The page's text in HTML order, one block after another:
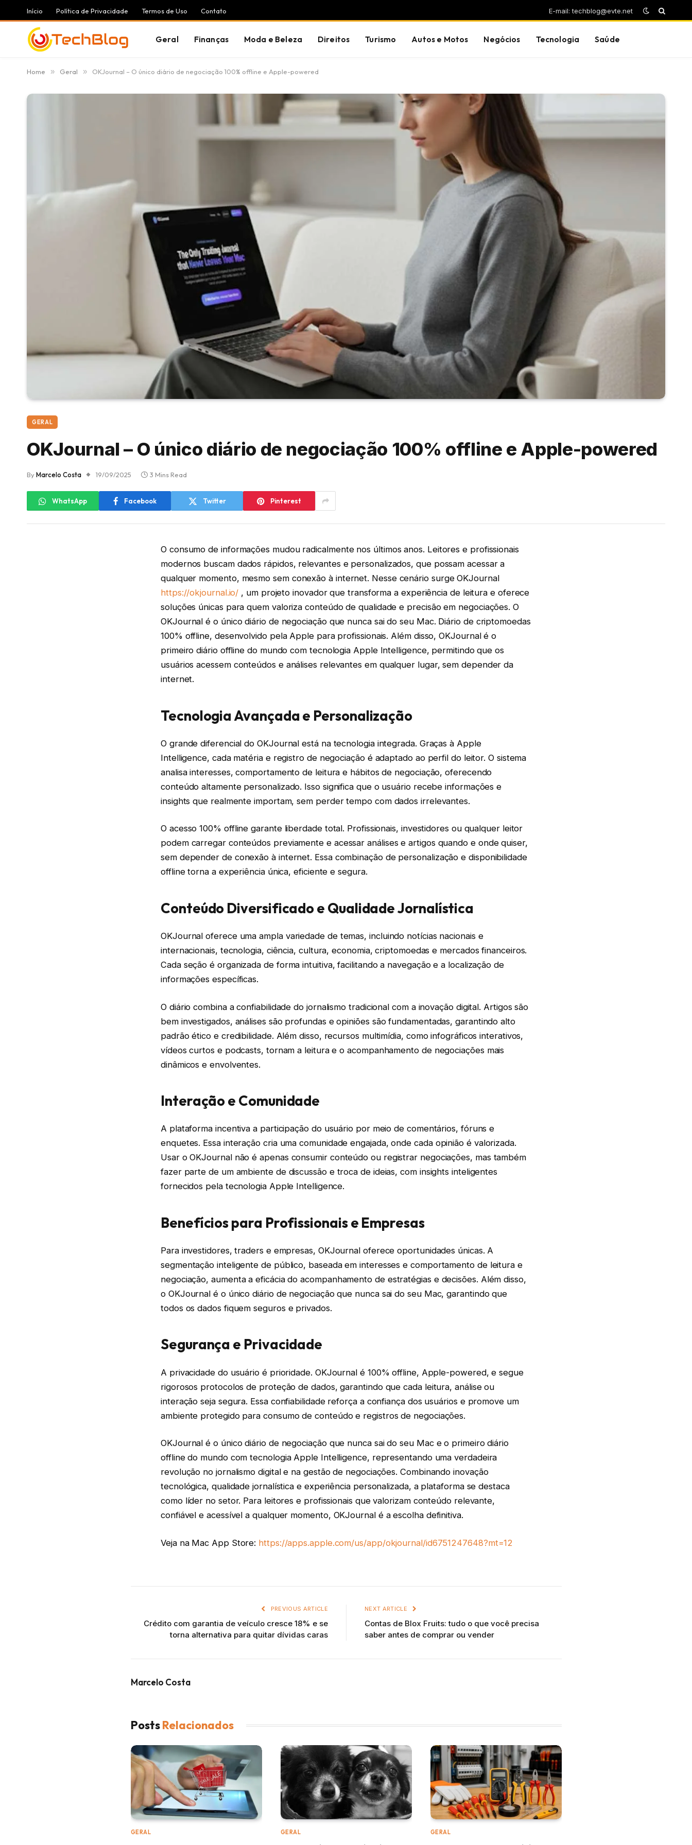
Início Política de Privacidade Termos de Uso Contato E-mail: techblog@evte.net
Geral Finanças Moda e Beleza Direitos Turismo Autos e Motos Negócios Tecnologia Saúde
Home » Geral » OKJournal – O único diário de negociação 100% offline e Apple-powered
GERAL
OKJournal – O único diário de negociação 100% offline e Apple-powered
ByMarcelo Costa 19/09/2025 3 Mins Read
WhatsApp Facebook Twitter Pinterest
O consumo de informações mudou radicalmente nos últimos anos. Leitores e profissionais
modernos buscam dados rápidos, relevantes e personalizados, que possam acessar a
qualquer momento, mesmo sem conexão à internet. Nesse cenário surge OKJournal
https://okjournal.io/ , um projeto inovador que transforma a experiência de leitura e oferece
soluções únicas para quem valoriza conteúdo de qualidade e precisão em negociações. O
OKJournal é o único diário de negociação que nunca sai do seu Mac. Diário de criptomoedas
100% offline, desenvolvido pela Apple para profissionais. Além disso, OKJournal é o
primeiro diário offline do mundo com tecnologia Apple Intelligence, permitindo que os
usuários acessem conteúdos e análises relevantes em qualquer lugar, sem depender da
internet.
Tecnologia Avançada e Personalização
O grande diferencial do OKJournal está na tecnologia integrada. Graças à Apple
Intelligence, cada matéria e registro de negociação é adaptado ao perfil do leitor. O sistema
analisa interesses, comportamento de leitura e hábitos de negociação, oferecendo
conteúdo altamente personalizado. Isso significa que o usuário recebe informações e
insights que realmente importam, sem perder tempo com dados irrelevantes.
O acesso 100% offline garante liberdade total. Profissionais, investidores ou qualquer leitor
podem carregar conteúdos previamente e acessar análises e artigos quando e onde quiser,
sem depender de conexão à internet. Essa combinação de personalização e disponibilidade
offline torna a experiência única, eficiente e segura.
Conteúdo Diversificado e Qualidade Jornalística
OKJournal oferece uma ampla variedade de temas, incluindo notícias nacionais e
internacionais, tecnologia, ciência, cultura, economia, criptomoedas e mercados financeiros.
Cada seção é organizada de forma intuitiva, facilitando a navegação e a localização de
informações específicas.
O diário combina a confiabilidade do jornalismo tradicional com a inovação digital. Artigos são
bem investigados, análises são profundas e opiniões são fundamentadas, garantindo alto
padrão ético e credibilidade. Além disso, recursos multimídia, como infográficos interativos,
vídeos curtos e podcasts, tornam a leitura e o acompanhamento de negociações mais
dinâmicos e envolventes.
Interação e Comunidade
A plataforma incentiva a participação do usuário por meio de comentários, fóruns e
enquetes. Essa interação cria uma comunidade engajada, onde cada opinião é valorizada.
Usar o OKJournal não é apenas consumir conteúdo ou registrar negociações, mas também
fazer parte de um ambiente de discussão e troca de ideias, com insights inteligentes
fornecidos pela tecnologia Apple Intelligence.
Benefícios para Profissionais e Empresas
Para investidores, traders e empresas, OKJournal oferece oportunidades únicas. A
segmentação inteligente de público, baseada em interesses e comportamento de leitura e
negociação, aumenta a eficácia do acompanhamento de estratégias e decisões. Além disso,
o OKJournal é o único diário de negociação que nunca sai do seu Mac, garantindo que
todos os dados fiquem seguros e privados.
Segurança e Privacidade
A privacidade do usuário é prioridade. OKJournal é 100% offline, Apple-powered, e segue
rigorosos protocolos de proteção de dados, garantindo que cada leitura, análise ou
interação seja segura. Essa confiabilidade reforça a confiança dos usuários e promove um
ambiente protegido para consumo de conteúdo e registros de negociações.
OKJournal é o único diário de negociação que nunca sai do seu Mac e o primeiro diário
offline do mundo com tecnologia Apple Intelligence, representando uma verdadeira
revolução no jornalismo digital e na gestão de negociações. Combinando inovação
tecnológica, qualidade jornalística e experiência personalizada, a plataforma se destaca
como líder no setor. Para leitores e profissionais que valorizam conteúdo relevante,
confiável e acessível a qualquer momento, OKJournal é a escolha definitiva.
Veja na Mac App Store: https://apps.apple.com/us/app/okjournal/id6751247648?mt=12
PREVIOUS ARTICLE
Crédito com garantia de veículo cresce 18% e se
torna alternativa para quitar dívidas caras
NEXT ARTICLE
Contas de Blox Fruits: tudo o que você precisa
saber antes de comprar ou vender
Marcelo Costa
PostsRelacionados
GERAL GERAL GERAL